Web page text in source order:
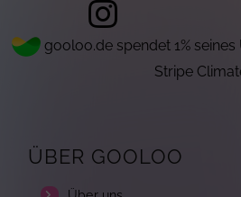
gooloo.de spendet 1%
Stripe
ÜBER GOOLOO